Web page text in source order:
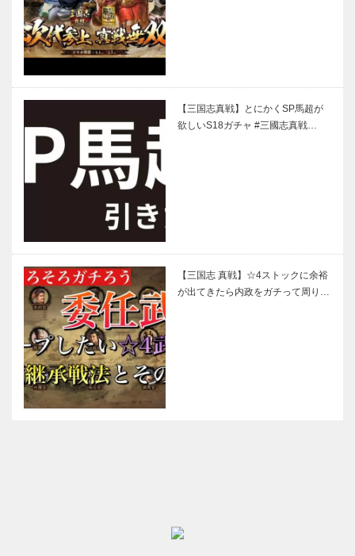
【三国志真戦】とにかくSP馬超が
欲しいS18ガチャ #三國志真戦…
【三国志 真戦】☆4ストックに余裕
が出てきたら内政をガチって周り…